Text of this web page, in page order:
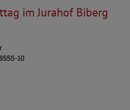
im Jurahof Biberg
10